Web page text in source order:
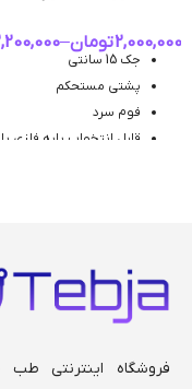
2,000,000تومان–
جک 15 سانتی
پشتی مستحکم
فوم سرد
قابل انتخواب پایه فلزی یا
فروشگاه اینترنتی